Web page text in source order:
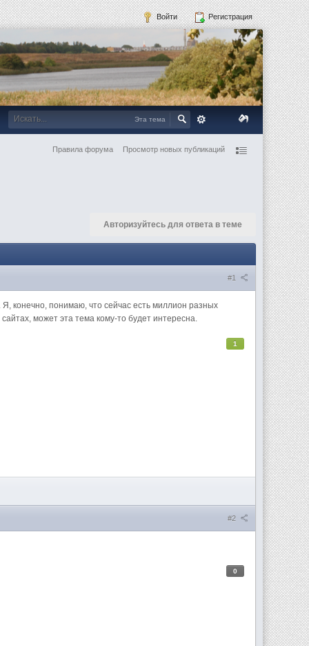
Войти Регистрация
Эта тема
Правила форума Просмотр новых публикаций
Авторизуйтесь для ответа в теме
#1
конечно, понимаю, что сейчас есть миллион разных
может эта тема кому-то будет интересна.
1
#2
0